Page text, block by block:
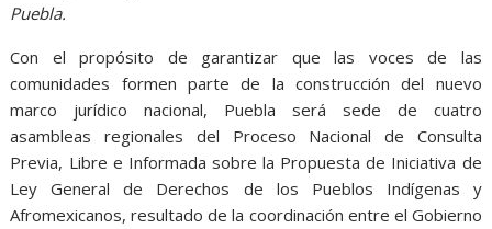
Puebla.
Con el propósito de garantizar que las voces de las
comunidades formen parte de la construcción del nuevo
marco jurídico nacional, Puebla será sede de cuatro
asambleas regionales del Proceso Nacional de Consulta
Previa, Libre e Informada sobre la Propuesta de Iniciativa de
Ley General de Derechos de los Pueblos Indígenas y
Afromexicanos, resultado de la coordinación entre el Gobierno